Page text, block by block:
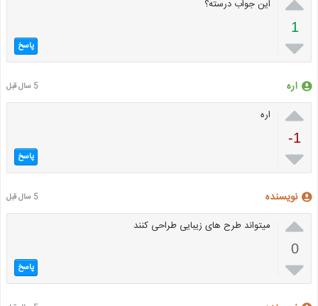
1

این جواب درسته؟
پاسخ
اره 5 سال قبل

-1

اره
پاسخ
نویسنده 5 سال قبل

0

میتواند طرح های زیبایی طراحی کنند
پاسخ